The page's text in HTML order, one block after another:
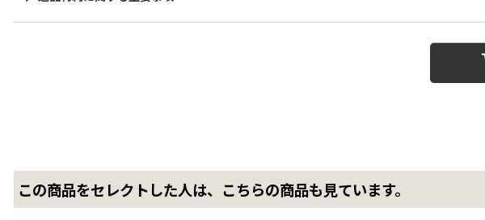
この商品をセレクトした人は、こちらの商品も見ています。